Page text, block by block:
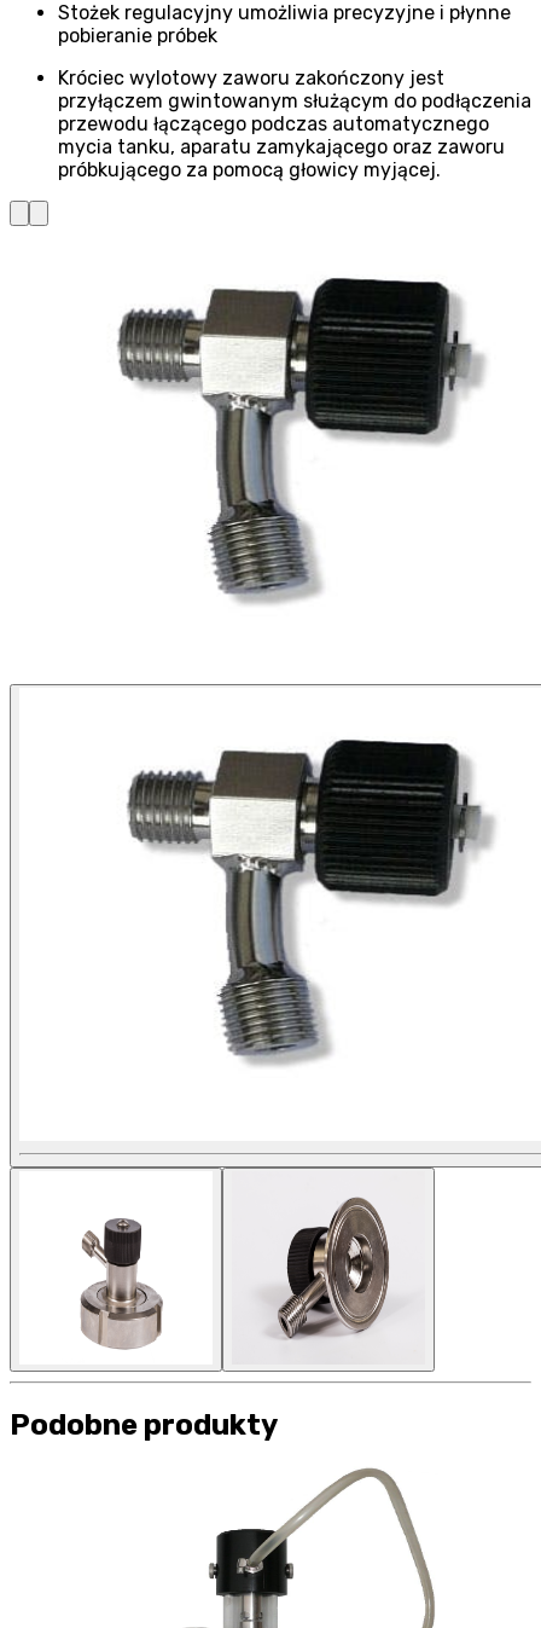
Stożek regulacyjny umożliwia precyzyjne i płynne
pobieranie próbek
Króciec wylotowy zaworu zakończony jest
przyłączem gwintowanym służącym do podłączenia
przewodu łączącego podczas automatycznego
mycia tanku, aparatu zamykającego oraz zaworu
próbkującego za pomocą głowicy myjącej.
Podobne produkty